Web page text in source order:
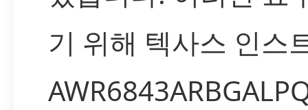
기 위해 텍사스 인스